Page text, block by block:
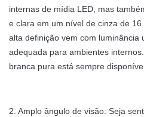
internas de mídia LED, mas
e clara em um nível de cinza de
alta definição vem com luminância
adequada para ambientes
branca pura está sempre
2. Amplo ângulo de visão: Seja